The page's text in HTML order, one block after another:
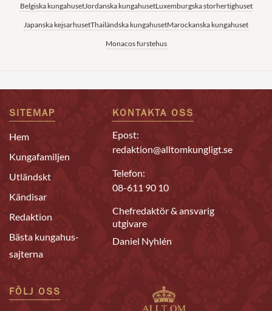
Belgiska kungahusetJordanska kungahusetLuxemburgska storhertighuset
Japanska kejsarhusetThailändska kungahusetMarockanska kungahuset
Monacos furstehus
SITEMAP
Hem
Kungafamiljen
Utländskt
Kändisar
Redaktion
Bästa kungahus-
sajterna
KONTAKTA OSS
Epost:
redaktion@alltomkungligt.se
Telefon:
08-611 90 10
Chefredaktör & ansvarig
utgivare
Daniel Nyhlén
FÖLJ OSS